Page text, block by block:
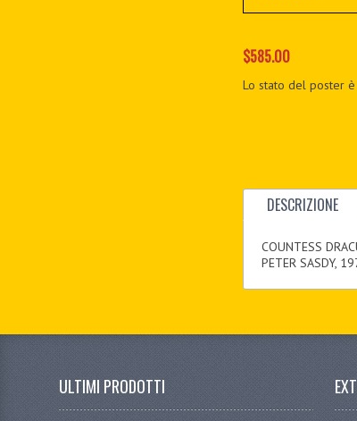
$585.00
Lo stato del poster
DESCRIZIONE
COUNTESS
PETER SASDY,
ULTIMI PRODOTTI